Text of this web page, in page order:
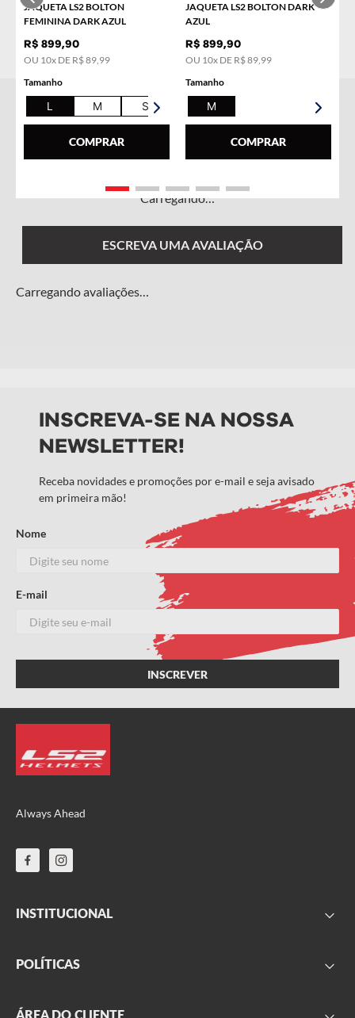
JAQUETA LS2 BOLTON
FEMININA DARK AZUL
R$ 899,90
OU 10x DE R$89,99
Tamanho
L M S
COMPRAR
JAQUETA LS2 BOLTON DARK
AZUL
R$ 899,90
OU 10x DE R$89,99
Tamanho
M
COMPRAR
Carregando…
ESCREVA UMA AVALIAÇÃO
Avalie o produto de 1 a 5 estrelas
Seu nome
Endereço de email
Escreva uma avaliação
Carregando avaliações…
INSCREVA-SE NA NOSSA
NEWSLETTER!
Receba novidades e promoções por e-mail e seja avisado
em primeira mão!
Nome
E-mail
Always Ahead
INSTITUCIONAL
Sobre nós
Onde encontrar
POLÍTICAS
ÁREA DO CLIENTE